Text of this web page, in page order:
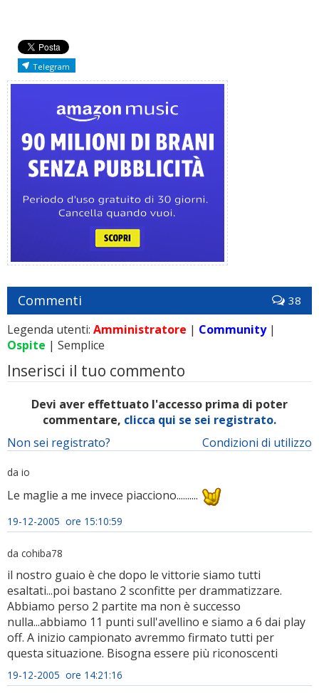
Telegram
Commenti 38
Legenda utenti: Amministratore | Community|
Ospite | Semplice
Inserisci il tuo commento
Devi aver effettuato l'accesso prima di poter
commentare, clicca qui se sei registrato.
Condizioni di utilizzo
Non sei registrato?
da io
Le maglie a me invece piacciono..........
19-12-2005 ore 15:10:59
da cohiba78
il nostro guaio è che dopo le vittorie siamo tutti
esaltati...poi bastano 2 sconfitte per drammatizzare.
Abbiamo perso 2 partite ma non è successo
nulla...abbiamo 11 punti sull'avellino e siamo a 6 dai play
off. A inizio campionato avremmo firmato tutti per
questa situazione. Bisogna essere più riconoscenti
19-12-2005 ore 14:21:16